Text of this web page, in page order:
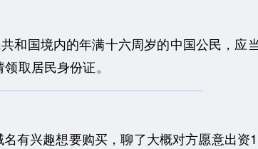
国境内的年满十六周岁的中国公民，应
取居民身份证。
名有兴趣想要购买，聊了大概对方愿意出资